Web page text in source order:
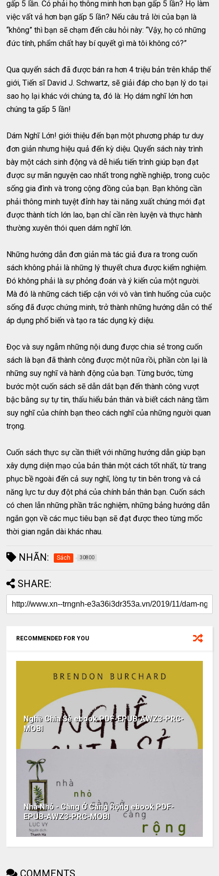
gấp 5 lần. Có phải họ thông minh hơn bạn gấp 5 lần? Họ làm
việc vất vả hơn bạn gấp 5 lần? Nếu câu trả lời của bạn là
“không” thì bạn sẽ chạm đến câu hỏi này: “Vậy, họ có những
đức tính, phẩm chất hay bí quyết gì mà tôi không có?”
Qua quyển sách đã được bán ra hơn 4 triệu bản trên khắp thế
giới, Tiến sĩ David J. Schwartz, sẽ giải đáp cho bạn lý do tại
sao họ lại khác với chúng ta, đó là: Họ dám nghĩ lớn hơn
chúng ta gấp 5 lần!
Dám Nghĩ Lớn! giới thiệu đến bạn một phương pháp tư duy
đơn giản nhưng hiệu quả đến kỳ diệu. Quyển sách này trình
bày một cách sinh động và dễ hiểu tiến trình giúp bạn đạt
được sự mãn nguyện cao nhất trong nghề nghiệp, trong cuộc
sống gia đình và trong cộng đồng của bạn. Bạn không cần
phải thông minh tuyệt đỉnh hay tài năng xuất chúng mới đạt
được thành tích lớn lao, bạn chỉ cần rèn luyện và thực hành
thường xuyên thói quen dám nghĩ lớn.
Những hướng dẫn đơn giản mà tác giả đưa ra trong cuốn
sách không phải là những lý thuyết chưa được kiểm nghiệm.
Đó không phải là sự phỏng đoán và ý kiến của một người.
Mà đó là những cách tiếp cận với vô vàn tình huống của cuộc
sống đã được chứng minh, trở thành những hướng dẫn có thể
áp dụng phổ biến và tạo ra tác dụng kỳ diệu.
Đọc và suy ngẫm những nội dung được chia sẻ trong cuốn
sách là bạn đã thành công được một nữa rồi, phần còn lại là
những suy nghĩ và hành động của bạn. Từng bước, từng
bước một cuốn sách sẽ dẫn dắt bạn đến thành công vượt
bậc bằng sự tự tin, thấu hiểu bản thân và biết cách nâng tầm
suy nghĩ của chính bạn theo cách nghĩ của những người quan
trọng.
Cuốn sách thực sự cần thiết với những hướng dẫn giúp bạn
xây dựng diện mạo của bản thân một cách tốt nhất, từ trang
phục bề ngoài đến cả suy nghĩ, lòng tự tin bên trong và cả
năng lực tư duy đột phá của chính bản thân bạn. Cuốn sách
có chen lẫn những phần trắc nghiệm, những bảng hướng dẫn
ngắn gọn về các mục tiêu bạn sẽ đạt được theo từng mốc
thời gian ngắn dài khác nhau.
NHÃN: Sách 30800
SHARE:
RECOMMENDED FOR YOU
Nghề Chia Sẻ ebook PDF-EPUB-AWZ3-PRC-
MOBI
Nhà Nhỏ - Càng Ở Càng Rộng ebook PDF-
EPUB-AWZ3-PRC-MOBI
COMMENTS